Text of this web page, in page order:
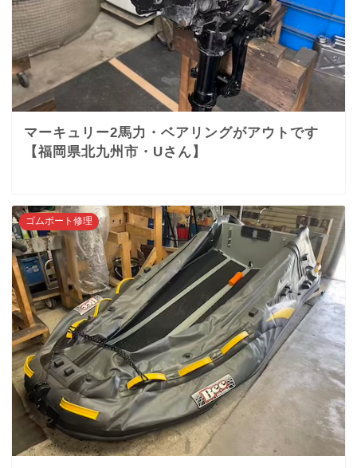
マーキュリー2馬力・ベアリングがアウトです
【福岡県北九州市・Uさん】
ゴムボート修理